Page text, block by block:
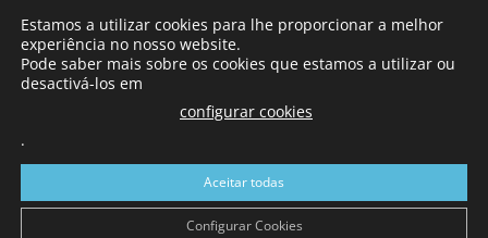
SOBRE NÓS
Com sede nas Caldas da Rainha e mais de 90 anos de
a sul de distrito de Leiria, com mais de 40.000 leitores por
toda a região Oeste. Jornal com distribuição em Portugal
Continental e assinatura online.
Estamos a utilizar cookies para lhe proporcionar a melhor
experiência no nosso website.
Pode saber mais sobre os cookies que estamos a utilizar ou
desactivá-los em
configurar cookies
.
Aceitar todas
Configurar Cookies